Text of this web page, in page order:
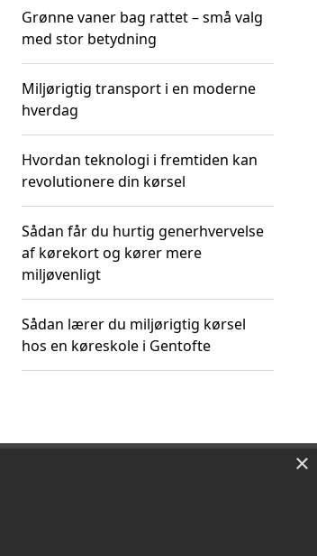
Grønne vaner bag rattet – små valg
med stor betydning
Miljørigtig transport i en moderne
hverdag
Hvordan teknologi i fremtiden kan
revolutionere din kørsel
Sådan får du hurtig generhvervelse
af kørekort og kører mere
miljøvenligt
Sådan lærer du miljørigtig kørsel
hos en køreskole i Gentofte
×